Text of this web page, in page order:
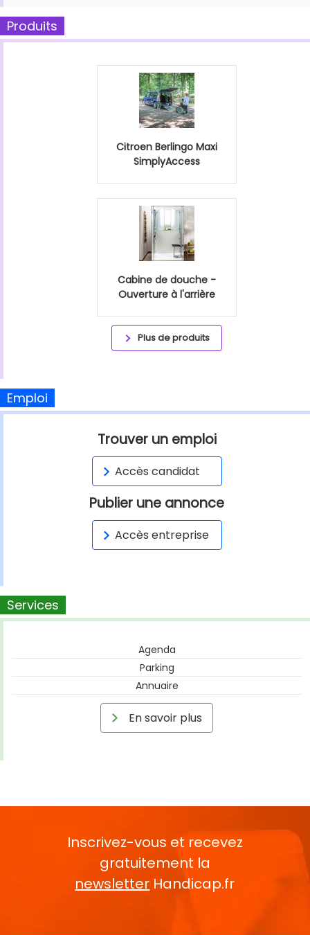
Produits
Citroen Berlingo Maxi
SimplyAccess
Cabine de douche -
Ouverture à l'arrière
Plus de produits
Emploi
Trouver un emploi
Accès candidat
Publier une annonce
Accès entreprise
Services
Agenda
Parking
Annuaire
En savoir plus
Inscrivez-vous et recevez
gratuitement la
newsletter Handicap.fr